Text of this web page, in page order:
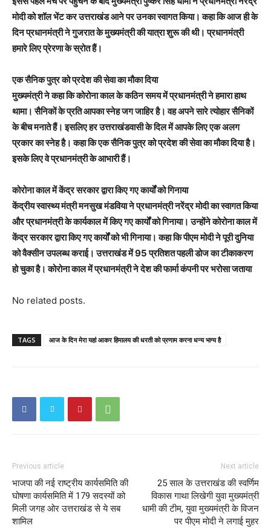
मोदी को शॉल भेंट कर उत्तराखंड आने पर उनका स्वागत किया। कहा कि आज ही के
दिन प्रधानमंत्री ने गुजरात के मुख्यमंत्री की यात्रा शुरू की थी। प्रधानमंत्री
हमारे लिए प्रेरणा के स्रोत हैं।
एक सैनिक पुत्र को प्रदेश की सेवा का मौका दिया
मुख्यमंत्री ने कहा कि कोरोना काल के कठिन समय में प्रधानमंत्री ने हमारा हाथ
थामा। सैनिकों के प्रति आपका स्नेह जग जाहिर है। वह अपने सारे त्योहार सैनिकों
के बीच मनाते हैं। इसलिए हर उत्तराखंडवासी के दिल में आपके लिए एक अलग
प्रकार का स्नेह है। कहा कि एक सैनिक पुत्र को प्रदेश की सेवा का मौका दिया है।
इसके लिए वे प्रधानमंत्री के आभारी हैं।
कोरोना काल में केंद्र सरकार द्वारा किए गए कार्यों को गिनाया
केंद्रीय स्वास्थ्य मंत्री मनसुख मंडविया ने प्रधानमंत्री नरेंद्र मोदी का स्वागत किया
और प्रधानमंत्री के कार्यकाल में किए गए कार्यों को गिनाया। उन्होंने कोरोना काल में
केंद्र सरकार द्वारा किए गए कार्यों को भी गिनाया। कहा कि पीएम मोदी ने पूरी दुनिया
को वैक्सीन उपलब्ध कराई। उत्तराखंड में 95 प्रतिशत पहली डोज का टीकाकरण
हो चुका है। कोरोना काल में प्रधानमंत्री ने देश की फार्मा कंपनी पर भरोसा जताया
No related posts.
TAGS आज के दिन मेरा यहां आकर हिमालय की धरती को प्रणाम करना धन्य भाग्य है
Previous article
भाजपा की नई राष्ट्रीय कार्यसमिति की
घोषणा कार्यसमिति में 179 सदस्यों को
मिली जगह ओर उत्तराखंड से ये सब
शामिल
Next article
25 साल के उत्तराखंड की स्वर्णिम
विकास गाथा लिखेगी युवा मुख्यमंत्री
धामी की टीम, युवा मुख्यमंत्री के विजन
पर पीएम मोदी ने लगाई मुहर